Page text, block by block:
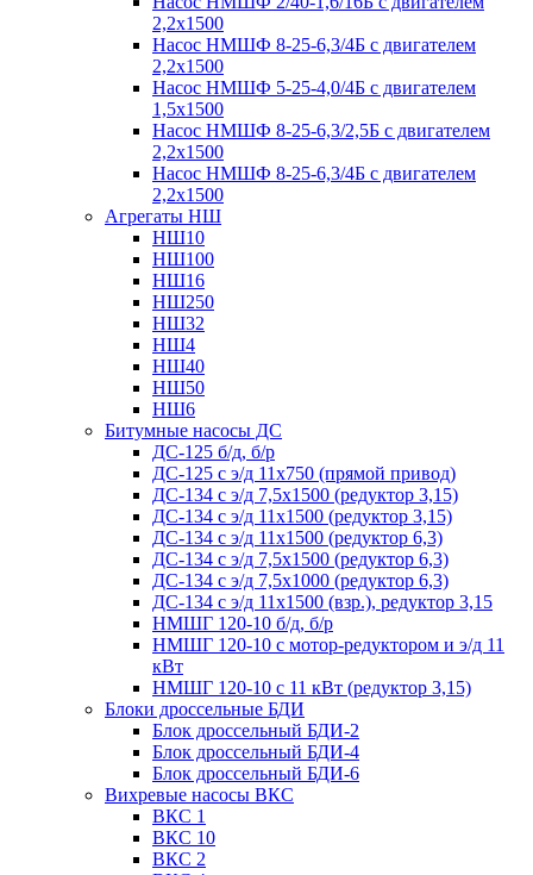
2,2х1500
Насос НМШФ 8-25-6,3/4Б с двигателем
2,2х1500
Насос НМШФ 5-25-4,0/4Б с двигателем
1,5х1500
Насос НМШФ 8-25-6,3/2,5Б с двигателем
2,2х1500
Насос НМШФ 8-25-6,3/4Б с двигателем
2,2х1500
Агрегаты НШ
НШ10
НШ100
НШ16
НШ250
НШ32
НШ4
НШ40
НШ50
НШ6
Битумные насосы ДС
ДС-125 б/д, б/р
ДС-125 с э/д 11х750 (прямой привод)
ДС-134 с э/д 7,5х1500 (редуктор 3,15)
ДС-134 с э/д 11х1500 (редуктор 3,15)
ДС-134 с э/д 11х1500 (редуктор 6,3)
ДС-134 с э/д 7,5х1500 (редуктор 6,3)
ДС-134 с э/д 7,5х1000 (редуктор 6,3)
ДС-134 с э/д 11х1500 (взр.), редуктор 3,15
НМШГ 120-10 б/д, б/р
НМШГ 120-10 с мотор-редуктором и э/д 11
кВт
НМШГ 120-10 с 11 кВт (редуктор 3,15)
Блоки дроссельные БДИ
Блок дроссельный БДИ-2
Блок дроссельный БДИ-4
Блок дроссельный БДИ-6
Вихревые насосы ВКС
ВКС 1
ВКС 10
ВКС 2